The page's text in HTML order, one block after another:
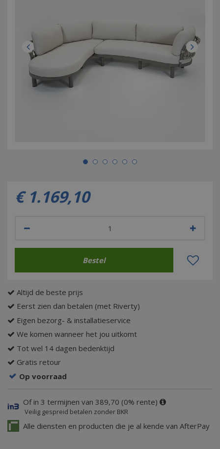
€ 1.169,10
Altijd de beste prijs
Eerst zien dan betalen (met Riverty)
Eigen bezorg- & installatieservice
We komen wanneer het jou uitkomt
Tot wel 14 dagen bedenktijd
Gratis retour
Op voorraad
Of in 3 termijnen van 389,70 (0% rente)
Veilig gespreid betalen zonder BKR
Alle diensten en producten die je al kende van AfterPay